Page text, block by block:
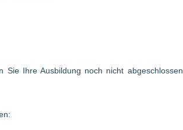
Ihre Ausbildung noch nicht abgeschlossen